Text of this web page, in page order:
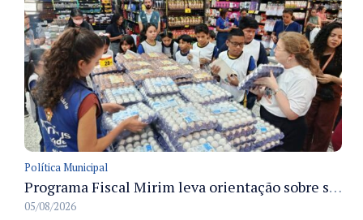
Política Municipal
Programa Fiscal Mirim leva orientação sobre segurança alimentar a alunos da rede municipal de Manaus
05/08/2026